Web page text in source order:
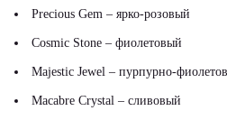
Precious Gem – ярко-розовый
Cosmic Stone – фиолетовый
Majestic Jewel – пурпурно-
Macabre Crystal – сливовый